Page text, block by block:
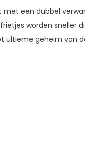
met een dubbel
worden sneller
ultieme geheim van